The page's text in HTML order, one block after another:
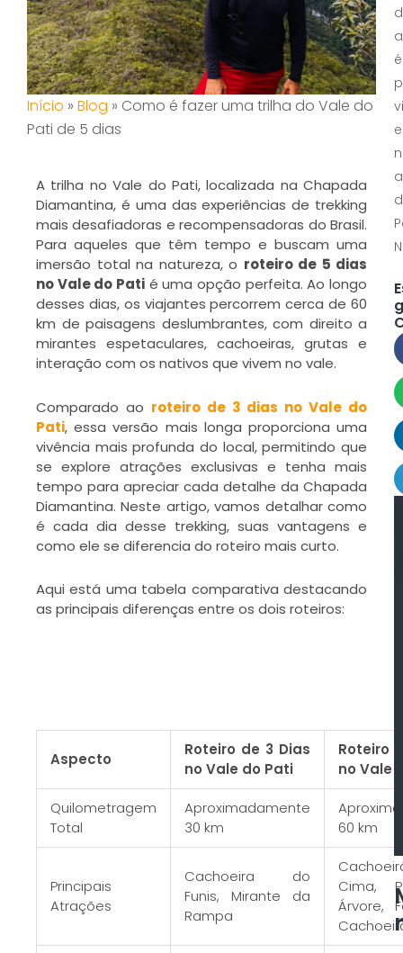
Início » Blog » Como é fazer uma trilha do Vale do
Pati de 5 dias
A trilha no Vale do Pati, localizada na Chapada
Diamantina, é uma das experiências de trekking
mais desafiadoras e recompensadoras do Brasil.
Para aqueles que têm tempo e buscam uma
imersão total na natureza, o roteiro de 5 dias
no Vale do Pati é uma opção perfeita. Ao longo
desses dias, os viajantes percorrem cerca de 60
km de paisagens deslumbrantes, com direito a
mirantes espetaculares, cachoeiras, grutas e
interação com os nativos que vivem no vale.
Comparado ao roteiro de 3 dias no Vale do
Pati, essa versão mais longa proporciona uma
vivência mais profunda do local, permitindo que
se explore atrações exclusivas e tenha mais
tempo para apreciar cada detalhe da Chapada
Diamantina. Neste artigo, vamos detalhar como
é cada dia desse trekking, suas vantagens e
como ele se diferencia do roteiro mais curto.
Aqui está uma tabela comparativa destacando
as principais diferenças entre os dois roteiros:
Aspecto
Roteiro de 3 Dias
no Vale do Pati
Roteiro
no Vale
Quilometragem
Total
Aproximadamente
30 km
60 km
Principais
Atrações
Cachoeira do
Funis, Mirante da
Rampa
Cima,
Árvore,
é